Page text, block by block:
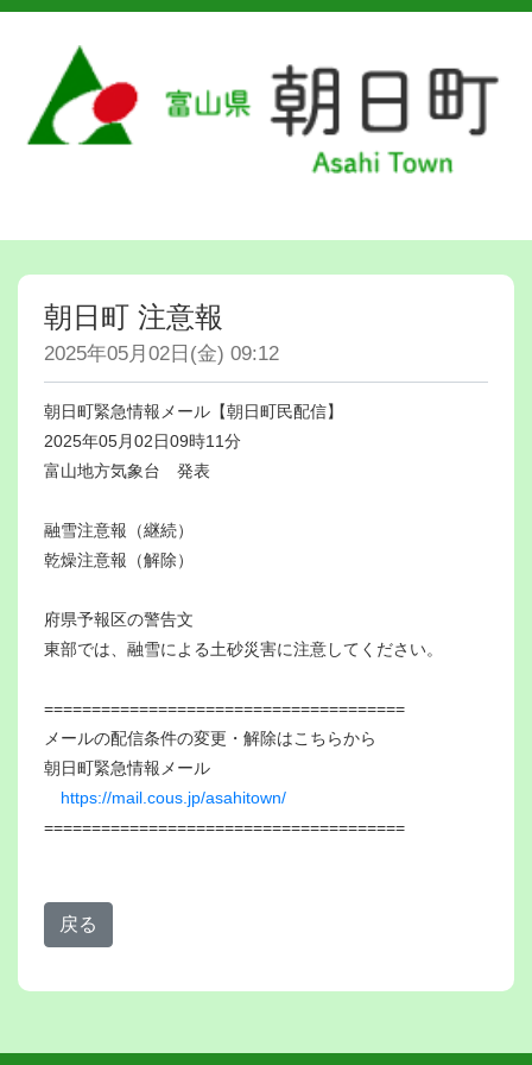
朝日町 注意報
2025年05月02日(金) 09:12
朝日町緊急情報メール【朝日町民配信】
2025年05月02日09時11分
富山地方気象台 発表
融雪注意報（継続）
乾燥注意報（解除）
府県予報区の警告文
東部では、融雪による土砂災害に注意してください。
======================================
メールの配信条件の変更・解除はこちらから
朝日町緊急情報メール
https://mail.cous.jp/asahitown/
======================================
戻る